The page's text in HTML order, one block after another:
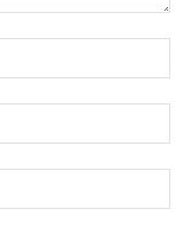
:*
:*
: